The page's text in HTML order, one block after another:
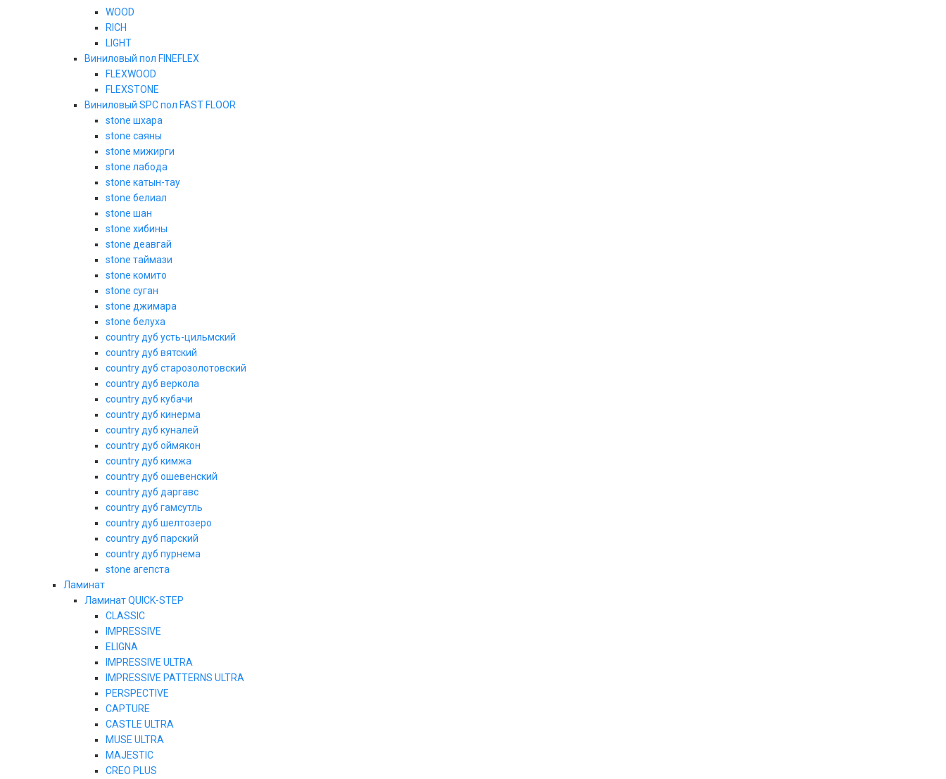
WOOD
RICH
LIGHT
Виниловый пол FINEFLEX
FLEXWOOD
FLEXSTONE
Виниловый SPC пол FAST FLOOR
stone шхара
stone саяны
stone мижирги
stone лабода
stone катын-тау
stone белиал
stone шан
stone хибины
stone деавгай
stone таймази
stone комито
stone суган
stone джимара
stone белуха
country дуб усть-цильмский
country дуб вятский
country дуб старозолотовский
country дуб веркола
country дуб кубачи
country дуб кинерма
country дуб куналей
country дуб оймякон
country дуб кимжа
country дуб ошевенский
country дуб даргавс
country дуб гамсутль
country дуб шелтозеро
country дуб парский
country дуб пурнема
stone агепста
Ламинат
Ламинат QUICK-STEP
CLASSIC
IMPRESSIVE
ELIGNA
IMPRESSIVE ULTRA
IMPRESSIVE PATTERNS ULTRA
PERSPECTIVE
CAPTURE
CASTLE ULTRA
MUSE ULTRA
MAJESTIC
CREO PLUS